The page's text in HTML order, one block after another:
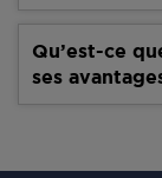
Qu’est-ce
ses